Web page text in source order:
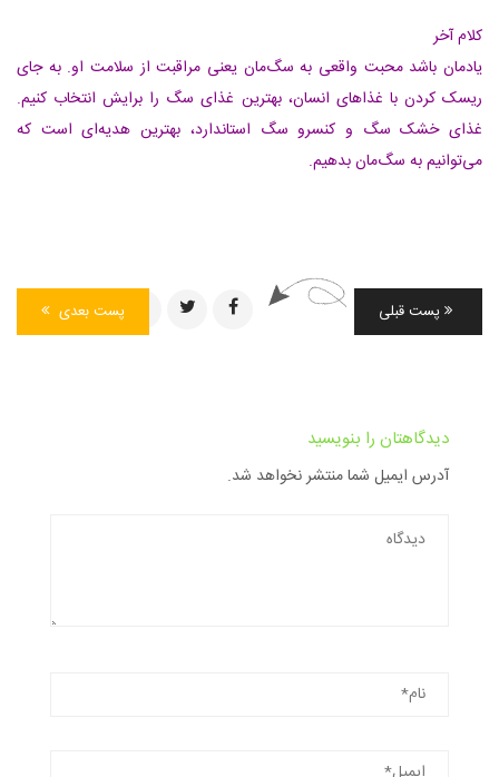
کلام آخر
یادمان باشد محبت واقعی به سگ‌مان یعنی مراقبت از سلامت او. به جای
ریسک کردن با غذاهای انسان، بهترین غذای سگ را برایش انتخاب کنیم.
غذای خشک سگ و کنسرو سگ استاندارد، بهترین هدیه‌ای است که
می‌توانیم به سگ‌مان بدهیم.
اشتراک گذاری
پست قبلی پست بعدی
دیدگاهتان را بنویسید
آدرس ایمیل شما منتشر نخواهد شد.